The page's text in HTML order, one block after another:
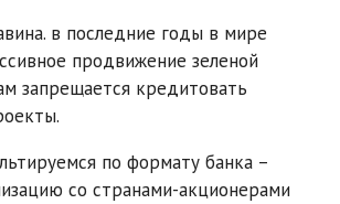
в последние годы в мире
продвижение зеленой
запрещается кредитовать
по формату банка –
со странами-акционерами